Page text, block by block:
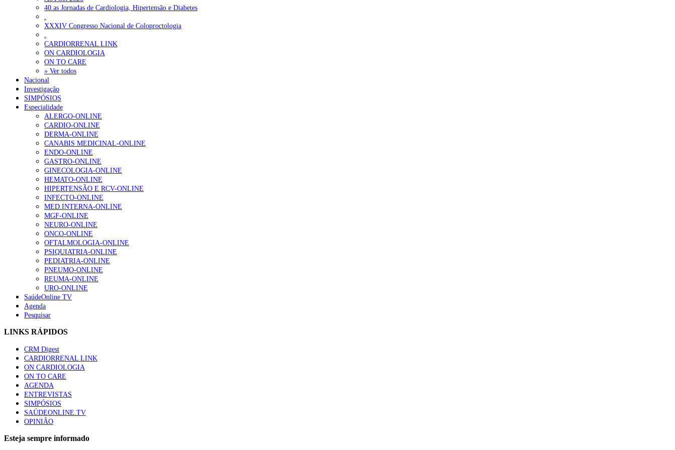
40.as Jornadas de Cardiologia, Hipertensão e Diabetes
.
XXXIV Congresso Nacional de Coloproctologia
.
CARDIORRENAL LINK
ON CARDIOLOGIA
ON TO CARE
» Ver todos
Nacional
Investigação
SIMPÓSIOS
Especialidade
ALERGO-ONLINE
CARDIO-ONLINE
DERMA-ONLINE
CANABIS MEDICINAL-ONLINE
ENDO-ONLINE
GASTRO-ONLINE
GINECOLOGIA-ONLINE
HEMATO-ONLINE
HIPERTENSÃO E RCV-ONLINE
INFECTO-ONLINE
MED.INTERNA-ONLINE
MGF-ONLINE
NEURO-ONLINE
ONCO-ONLINE
OFTALMOLOGIA-ONLINE
PSIQUIATRIA-ONLINE
PEDIATRIA-ONLINE
PNEUMO-ONLINE
REUMA-ONLINE
URO-ONLINE
SaúdeOnline TV
Agenda
Pesquisar
LINKS RÁPIDOS
CRM Digest
CARDIORRENAL LINK
ON CARDIOLOGIA
ON TO CARE
AGENDA
ENTREVISTAS
SIMPÓSIOS
SAÚDEONLINE.TV
OPINIÃO
Esteja sempre informado